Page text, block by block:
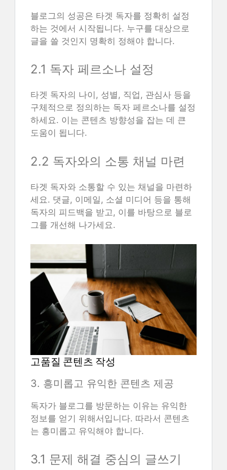
블로그의 성공은 타겟 독자를 정확히 설정
하는 것에서 시작됩니다. 누구를 대상으로
글을 쓸 것인지 명확히 정해야 합니다.
2.1 독자 페르소나 설정
타겟 독자의 나이, 성별, 직업, 관심사 등을
구체적으로 정의하는 독자 페르소나를 설정
하세요. 이는 콘텐츠 방향성을 잡는 데 큰
도움이 됩니다.
2.2 독자와의 소통 채널 마련
타겟 독자와 소통할 수 있는 채널을 마련하
세요. 댓글, 이메일, 소셜 미디어 등을 통해
독자의 피드백을 받고, 이를 바탕으로 블로
그를 개선해 나가세요.
고품질 콘텐츠 작성
3. 흥미롭고 유익한 콘텐츠 제공
독자가 블로그를 방문하는 이유는 유익한
정보를 얻기 위해서입니다. 따라서 콘텐츠
는 흥미롭고 유익해야 합니다.
3.1 문제 해결 중심의 글쓰기